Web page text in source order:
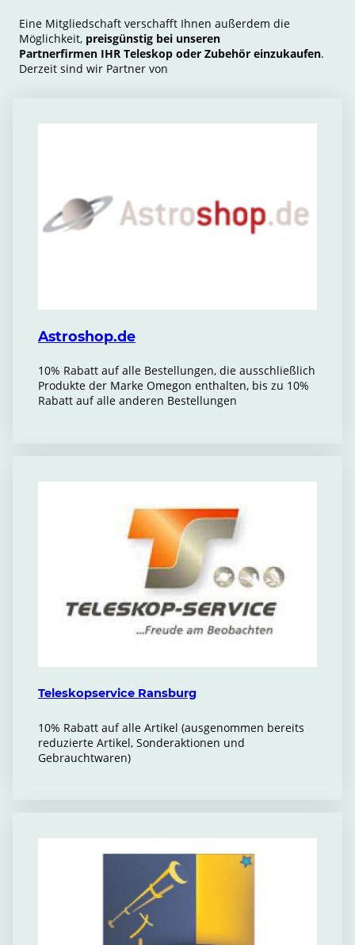
Eine Mitgliedschaft verschafft Ihnen außerdem die
Möglichkeit, preisgünstig bei unseren
Partnerfirmen IHR Teleskop oder Zubehör einzukaufen.
Derzeit sind wir Partner von
Astroshop.de
10% Rabatt auf alle Bestellungen, die ausschließlich
Produkte der Marke Omegon enthalten, bis zu 10%
Rabatt auf alle anderen Bestellungen
Teleskopservice Ransburg
10% Rabatt auf alle Artikel (ausgenommen bereits
reduzierte Artikel, Sonderaktionen und
Gebrauchtwaren)